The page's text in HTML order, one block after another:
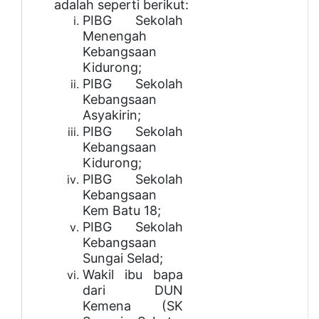
adalah seperti berikut:
PIBG Sekolah
Menengah
Kebangsaan
Kidurong;
PIBG Sekolah
Kebangsaan
Asyakirin;
PIBG Sekolah
Kebangsaan
Kidurong;
PIBG Sekolah
Kebangsaan
Kem Batu 18;
PIBG Sekolah
Kebangsaan
Sungai Selad;
Wakil ibu bapa
dari DUN
Kemena (SK